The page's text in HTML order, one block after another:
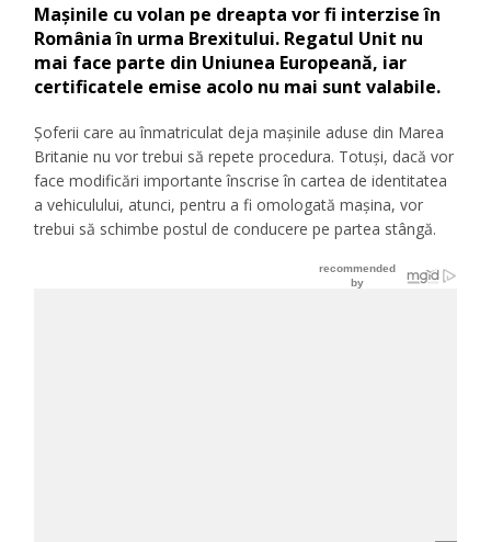
Mașinile cu volan pe dreapta vor fi interzise în
România în urma Brexitului. Regatul Unit nu
mai face parte din Uniunea Europeană, iar
certificatele emise acolo nu mai sunt valabile.
Șoferii care au înmatriculat deja maşinile aduse din Marea
Britanie nu vor trebui să repete procedura. Totuşi, dacă vor
face modificări importante înscrise în cartea de identitatea
a vehiculului, atunci, pentru a fi omologată maşina, vor
trebui să schimbe postul de conducere pe partea stângă.